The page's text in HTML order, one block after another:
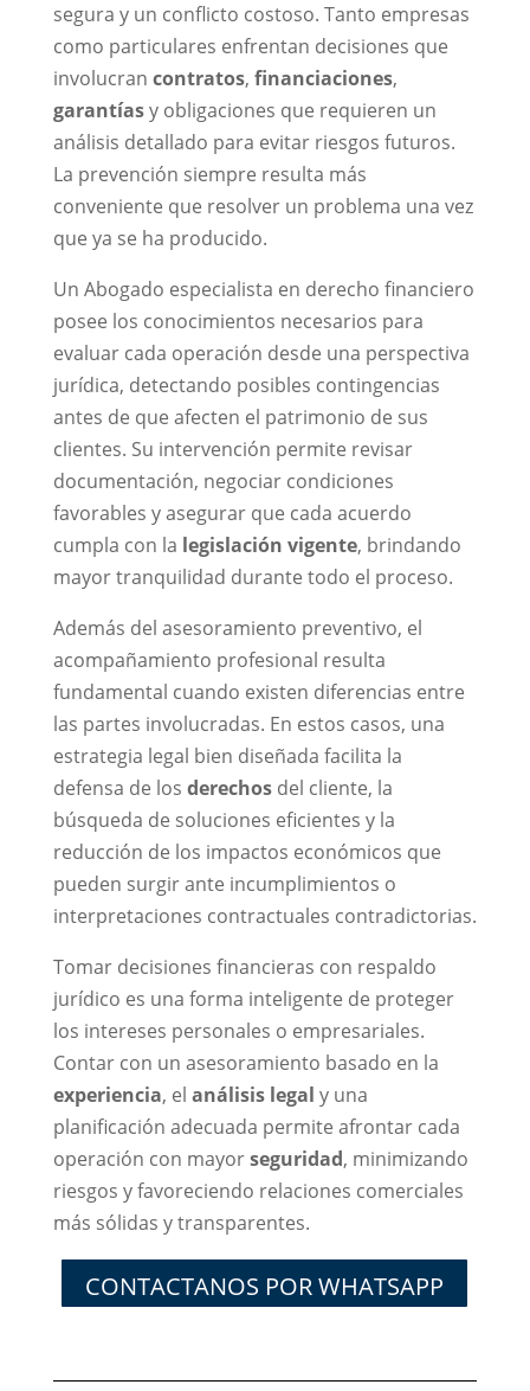
segura y un conflicto costoso. Tanto empresas
como particulares enfrentan decisiones que
involucran contratos, financiaciones,
garantíasy obligaciones que requieren un
análisis detallado para evitar riesgos futuros.
La prevención siempre resulta más
conveniente que resolver un problema una vez
que ya se ha producido.
Un Abogado especialista en derecho financiero
posee los conocimientos necesarios para
evaluar cada operación desde una perspectiva
jurídica, detectando posibles contingencias
antes de que afecten el patrimonio de sus
clientes. Su intervención permite revisar
documentación, negociar condiciones
favorables y asegurar que cada acuerdo
cumpla con la legislación vigente, brindando
mayor tranquilidad durante todo el proceso.
Además del asesoramiento preventivo, el
acompañamiento profesional resulta
fundamental cuando existen diferencias entre
las partes involucradas. En estos casos, una
estrategia legal bien diseñada facilita la
defensa de los derechosdel cliente, la
búsqueda de soluciones eficientes y la
reducción de los impactos económicos que
pueden surgir ante incumplimientos o
interpretaciones contractuales contradictorias.
Tomar decisiones financieras con respaldo
jurídico es una forma inteligente de proteger
los intereses personales o empresariales.
Contar con un asesoramiento basado en la
experiencia, el análisis legal y una
planificación adecuada permite afrontar cada
operación con mayorseguridad, minimizando
riesgos y favoreciendo relaciones comerciales
más sólidas y transparentes.
CONTACTANOS POR WHATSAPP